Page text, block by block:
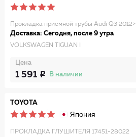
Прокладка приемной трубы Audi Q3 2012>
Доставка: Сегодня, после 9 утра
VOLKSWAGEN TIGUAN I
Цена
1 591 В наличии
TOYOTA
Япония
ПРОКЛАДКА ГЛУШИТЕЛЯ 17451-28022